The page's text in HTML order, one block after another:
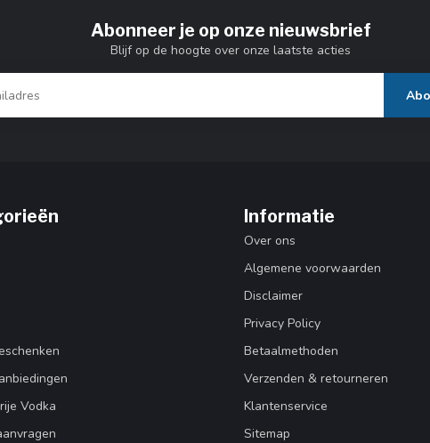
Abonneer je op onze nieuwsbrief
Blijf op de hoogte over onze laatste acties
Vodka
Informatie
Over ons
Algemene voorwaarden
Disclaimer
Privacy Policy
Betaalmethoden
Verzenden & retourneren
Klantenservice
Sitemap